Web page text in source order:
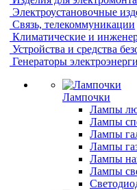
Электроустановочные
Связь, телекоммуникации
Климатические и
Устройства и средства
Генераторы
Лампочки
Лампы
Лампы
Лампы
Лампы
Лампы
Лампы